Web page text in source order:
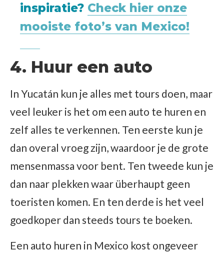
inspiratie? Check hier onze
mooiste foto’s van Mexico!
4. Huur een auto
In Yucatán kun je alles met tours doen, maar
veel leuker is het om een auto te huren en
zelf alles te verkennen. Ten eerste kun je
dan overal vroeg zijn, waardoor je de grote
mensenmassa voor bent. Ten tweede kun je
dan naar plekken waar überhaupt geen
toeristen komen. En ten derde is het veel
goedkoper dan steeds tours te boeken.
Een auto huren in Mexico kost ongeveer